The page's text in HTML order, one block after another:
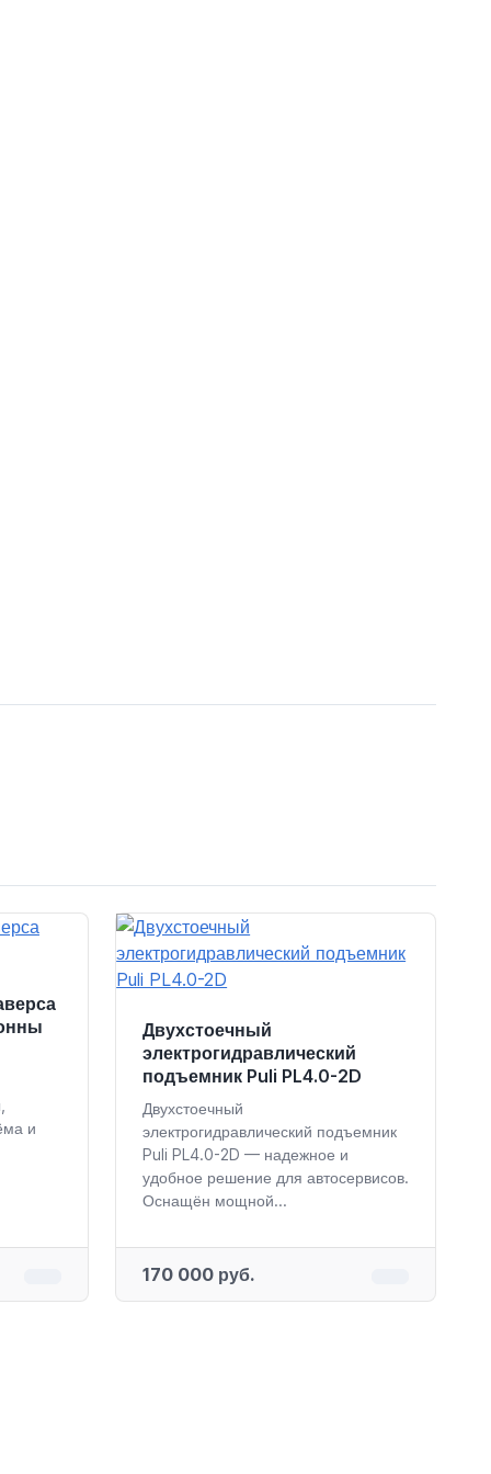
и
Двухстоечный
электрогидравлический
подъемник Puli PL4.0-2D
Двухстоечный
электрогидравлический подъемник
Puli PL4.0-2D — надежное и
удобное решение для автосервисов.
Оснащён мощной...
170 000 руб.